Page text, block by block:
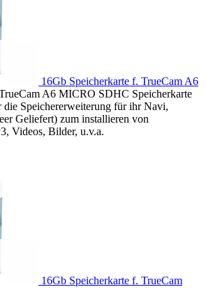
16Gb Speicherkarte f. TrueCam A6
A6 MICRO SDHC Speicherkarte
Speichererweiterung für ihr Navi,
Geliefert) zum installieren von
Videos, Bilder, u.v.a.
16Gb Speicherkarte f. TrueCam